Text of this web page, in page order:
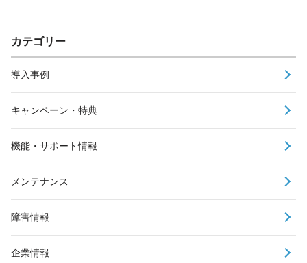
カテゴリー
導入事例
キャンペーン・特典
機能・サポート情報
メンテナンス
障害情報
企業情報